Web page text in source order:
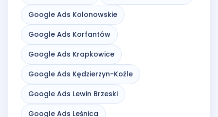
Google Ads Kolonowskie
Google Ads Korfantów
Google Ads Krapkowice
Google Ads Kędzierzyn-Koźle
Google Ads Lewin Brzeski
Google Ads Leśnica